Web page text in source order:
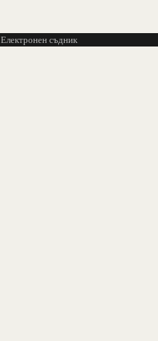
Електронен съдник